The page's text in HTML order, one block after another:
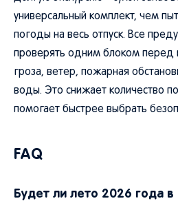
универсальный комплект, чем
погоды на весь отпуск. Все
проверять одним блоком перед
гроза, ветер, пожарная
воды. Это снижает количество
помогает быстрее выбрать
FAQ
Будет ли лето 2026 года